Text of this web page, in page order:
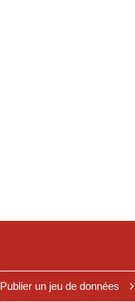
Publier un jeu de données